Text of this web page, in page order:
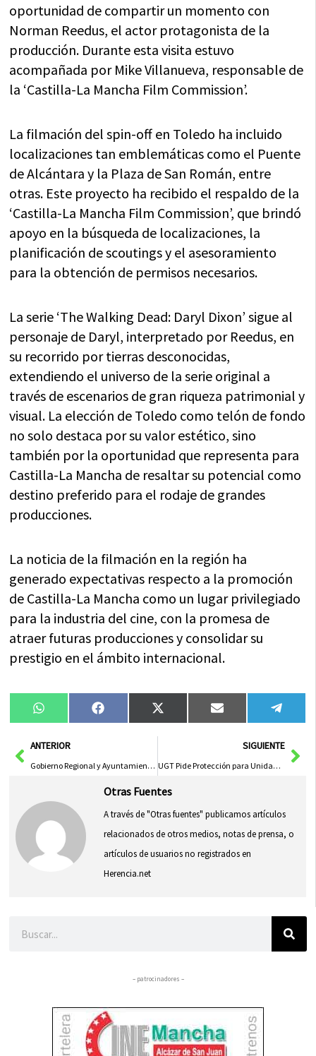
oportunidad de compartir un momento con
Norman Reedus, el actor protagonista de la
producción. Durante esta visita estuvo
acompañada por Mike Villanueva, responsable de
la ‘Castilla-La Mancha Film Commission’.
La filmación del spin-off en Toledo ha incluido
localizaciones tan emblemáticas como el Puente
de Alcántara y la Plaza de San Román, entre
otras. Este proyecto ha recibido el respaldo de la
‘Castilla-La Mancha Film Commission’, que brindó
apoyo en la búsqueda de localizaciones, la
planificación de scoutings y el asesoramiento
para la obtención de permisos necesarios.
La serie ‘The Walking Dead: Daryl Dixon’ sigue al
personaje de Daryl, interpretado por Reedus, en
su recorrido por tierras desconocidas,
extendiendo el universo de la serie original a
través de escenarios de gran riqueza patrimonial y
visual. La elección de Toledo como telón de fondo
no solo destaca por su valor estético, sino
también por la oportunidad que representa para
Castilla-La Mancha de resaltar su potencial como
destino preferido para el rodaje de grandes
producciones.
La noticia de la filmación en la región ha
generado expectativas respecto a la promoción
de Castilla-La Mancha como un lugar privilegiado
para la industria del cine, con la promesa de
atraer futuras producciones y consolidar su
prestigio en el ámbito internacional.
Compartir
en
WhatsAppCompartir
en
FacebookCompartir
en
X
(Twitter)
Compartir
en
Email
en
AntANTERIOR
Gobierno Regional y Ayuntamiento de Tarancón Impulsan Presupuesto Participativo
SIGUIENTE
UGT Pide Protección para Unidad Psiquiátrica de Larga Estancia en Guadalajara
Otras Fuentes
A través de "Otras fuentes" publicamos artículos
relacionados de otros medios, notas de prensa, o
artículos de usuarios no registrados en
Herencia.net
– patrocinadores –